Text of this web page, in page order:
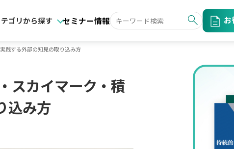
ゴリから探す セミナー情報 お
践する外部の知見の取り込み方
スカイマーク・積
込み方